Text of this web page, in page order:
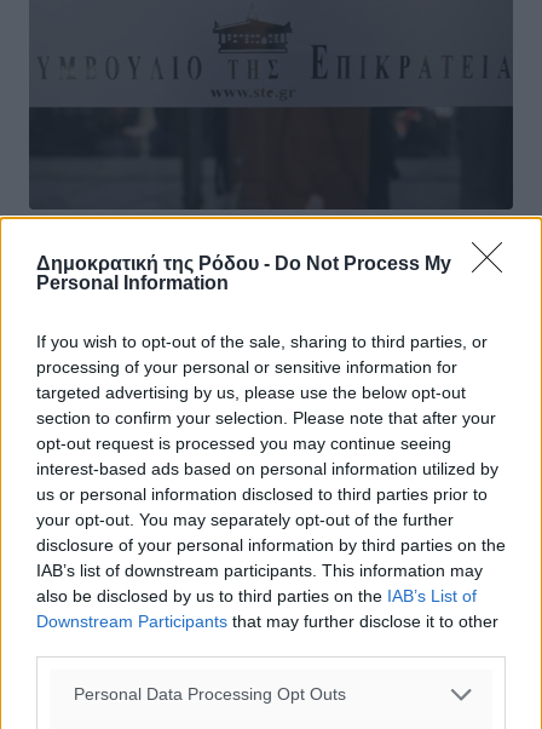
Δημοκρατική της Ρόδου - Do Not Process My
Personal Information
If you wish to opt-out of the sale, sharing to third parties, or
processing of your personal or sensitive information for
targeted advertising by us, please use the below opt-out
section to confirm your selection. Please note that after your
opt-out request is processed you may continue seeing
interest-based ads based on personal information utilized by
us or personal information disclosed to third parties prior to
your opt-out. You may separately opt-out of the further
disclosure of your personal information by third parties on the
IAB’s list of downstream participants. This information may
also be disclosed by us to third parties on the IAB’s List of
Downstream Participants that may further disclose it to other
Personal Data Processing Opt Outs
Στο ΣτΕ προσέφυγαν οι αστυνομικοί
κατά του νέου μισθολογίου
Στο Συμβούλιο της Επικρατείας (ΣτΕ) κατέθεσαν αιτήσεις
Ομοσπονδίες και Σωματεία αστυνομικών όπως και
ομαδικά αστυνομικοί κατά του νέου μισθολογίου των
ενστόλων. Ειδικότερα, ...
19.11.17, 18:08